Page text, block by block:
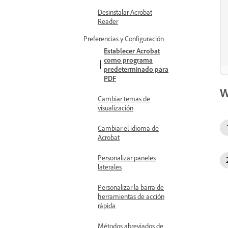
Desinstalar Acrobat
Reader
Preferencias y Configuración
Establecer Acrobat
como programa
predeterminado para
PDF
Cambiar temas de
visualización
Cambiar el idioma de
Acrobat
Personalizar paneles
laterales
Personalizar la barra de
herramientas de acción
rápida
Métodos abreviados de